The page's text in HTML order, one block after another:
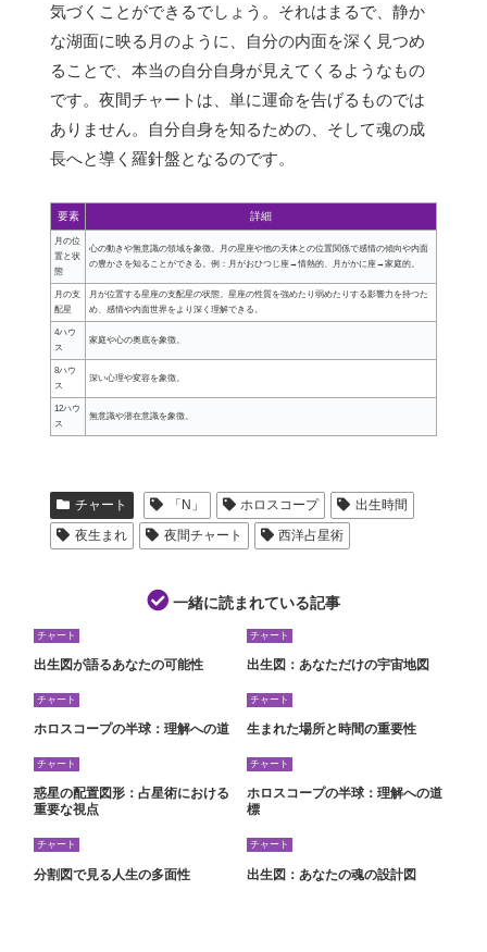
気づくことができるでしょう。それはまるで、静か
な湖面に映る月のように、自分の内面を深く見つめ
ることで、本当の自分自身が見えてくるようなもの
です。夜間チャートは、単に運命を告げるものでは
ありません。自分自身を知るための、そして魂の成
長へと導く羅針盤となるのです。
要素 詳細
月の位
置と状
態
心の動きや無意識の領域を象徴。月の星座や他の天体との位置関係で感情の傾向や内面
の豊かさを知ることができる。例：月がおひつじ座→情熱的、月がかに座→家庭的。
月の支
配星
月が位置する星座の支配星の状態。星座の性質を強めたり弱めたりする影響力を持つた
め、感情や内面世界をより深く理解できる。
4ハウ
ス
家庭や心の奥底を象徴。
8ハウ
ス
深い心理や変容を象徴。
12ハウ
ス
無意識や潜在意識を象徴。
チャート 「N」 ホロスコープ
出生時間
夜生まれ
夜間チャート 西洋占星術
一緒に読まれている記事
チャート
出生図が語るあなたの可能性
チャート
出生図：あなただけの宇宙地図
チャート
ホロスコープの半球：理解への道
チャート
生まれた場所と時間の重要性
チャート
惑星の配置図形：占星術における
重要な視点
チャート
ホロスコープの半球：理解への道
標
チャート
分割図で見る人生の多面性
チャート
出生図：あなたの魂の設計図